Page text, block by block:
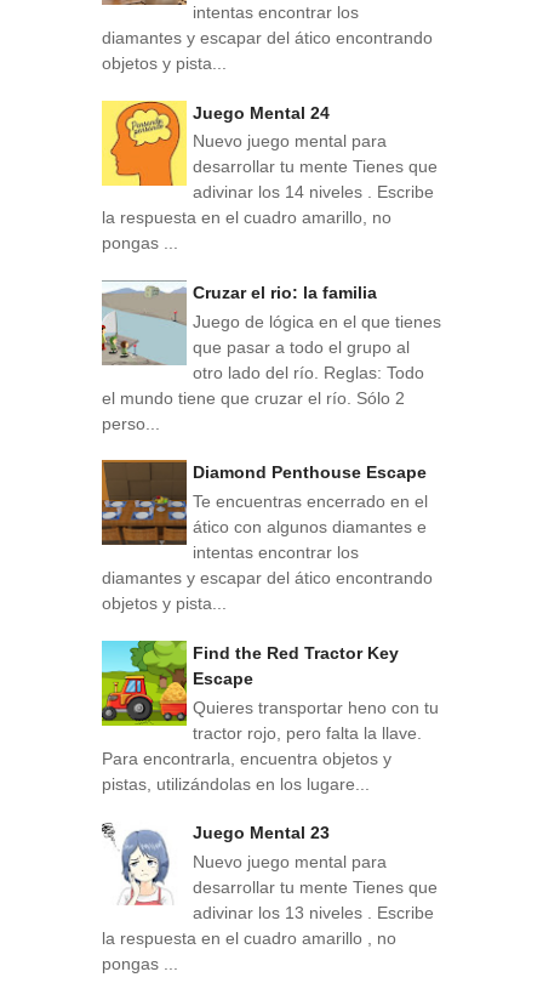
intentas encontrar los
diamantes y escapar del ático encontrando
objetos y pista...
Juego Mental 24
Nuevo juego mental para
desarrollar tu mente Tienes que
adivinar los 14 niveles . Escribe
la respuesta en el cuadro amarillo, no
pongas ...
Cruzar el rio: la familia
Juego de lógica en el que tienes
que pasar a todo el grupo al
otro lado del río. Reglas: Todo
el mundo tiene que cruzar el río. Sólo 2
perso...
Diamond Penthouse Escape
Te encuentras encerrado en el
ático con algunos diamantes e
intentas encontrar los
diamantes y escapar del ático encontrando
objetos y pista...
Find the Red Tractor Key
Escape
Quieres transportar heno con tu
tractor rojo, pero falta la llave.
Para encontrarla, encuentra objetos y
pistas, utilizándolas en los lugare...
Juego Mental 23
Nuevo juego mental para
desarrollar tu mente Tienes que
adivinar los 13 niveles . Escribe
la respuesta en el cuadro amarillo , no
pongas ...